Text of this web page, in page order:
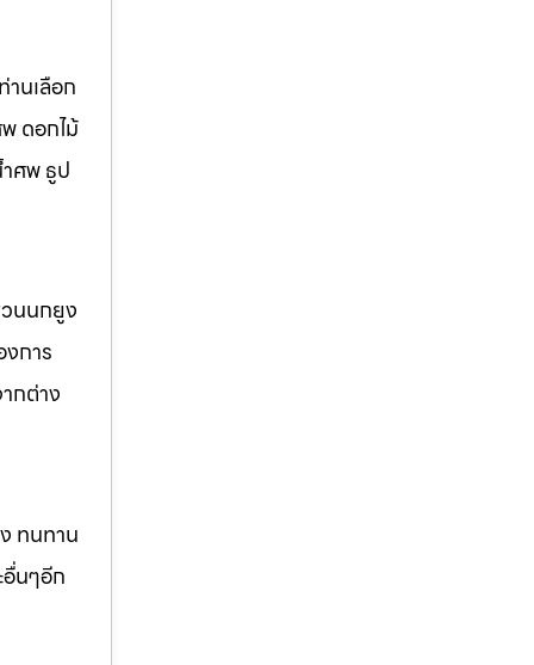
นเลือก
ดอกไม้
ศพ ธูป
นนกยูง
การ
กต่าง
ทนทาน
นๆอีก